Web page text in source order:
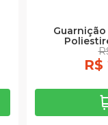
Guarnição
R$